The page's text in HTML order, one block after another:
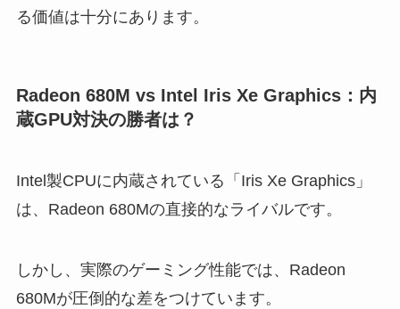
る価値は十分にあります。
Radeon 680M vs Intel Iris Xe Graphics：内
蔵GPU対決の勝者は？
Intel製CPUに内蔵されている「Iris Xe Graphics」
は、Radeon 680Mの直接的なライバルです。
しかし、実際のゲーミング性能では、Radeon
680Mが圧倒的な差をつけています。